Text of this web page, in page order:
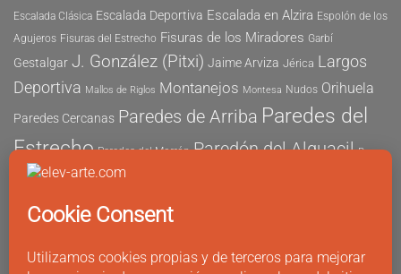
Escalada Clásica Escalada Deportiva Escalada en Alzira Espolón de los
Agujeros Fisuras del Estrecho Fisuras de los Miradores Garbí
Gestalgar J. González (Pitxi) Jaime Arviza Jérica Largos
Deportiva Mallos de Riglos Montanejos Montesa Nudos Orihuela
Paredes Cercanas Paredes de Arriba Paredes del
Estrecho Paredes del Morrón Paredón del Alguacil Pau
Vicent Peña María Peñón de Ifach
Este Sector Sur Sector Tubo Seguridad
Fuertes Álvaro Vernich